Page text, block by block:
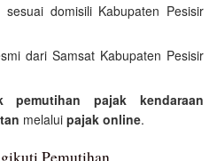
sesuai domisili Kabupaten Pesisir
dari Samsat Kabupaten Pesisir
pemutihan pajak kendaraan
melalui pajak online.
Pemutihan